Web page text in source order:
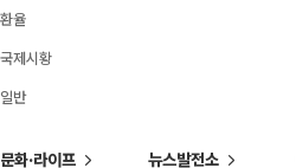
환율
국제시황
일반
문화·라이프 뉴스발전소